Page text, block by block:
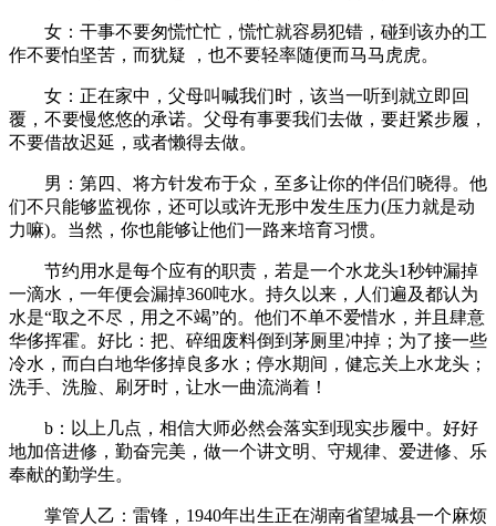
女：干事不要匆慌忙忙，慌忙就容易犯错，碰到该办的工
作不要怕坚苦，而犹疑 ，也不要轻率随便而马马虎虎。
女：正在家中，父母叫喊我们时，该当一听到就立即回
覆，不要慢悠悠的承诺。父母有事要我们去做，要赶紧步履，
不要借故迟延，或者懒得去做。
男：第四、将方针发布于众，至多让你的伴侣们晓得。他
们不只能够监视你，还可以或许无形中发生压力(压力就是动
力嘛)。当然，你也能够让他们一路来培育习惯。
节约用水是每个应有的职责，若是一个水龙头1秒钟漏掉
一滴水，一年便会漏掉360吨水。持久以来，人们遍及都认为
水是“取之不尽，用之不竭”的。他们不单不爱惜水，并且肆意
华侈挥霍。好比：把、碎细废料倒到茅厕里冲掉；为了接一些
冷水，而白白地华侈掉良多水；停水期间，健忘关上水龙头；
洗手、洗脸、刷牙时，让水一曲流淌着！
b：以上几点，相信大师必然会落实到现实步履中。好好
地加倍进修，勤奋完美，做一个讲文明、守规律、爱进修、乐
奉献的勤学生。
掌管人乙：雷锋，1940年出生正在湖南省望城县一个麻烦